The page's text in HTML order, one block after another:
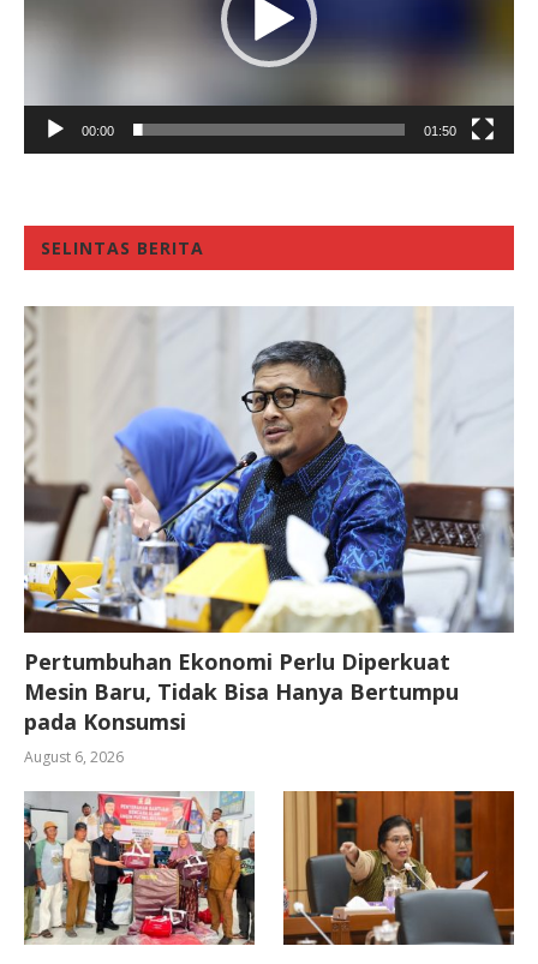
00:00 01:50
SELINTAS BERITA
Pertumbuhan Ekonomi Perlu Diperkuat
Mesin Baru, Tidak Bisa Hanya Bertumpu
pada Konsumsi
August 6, 2026